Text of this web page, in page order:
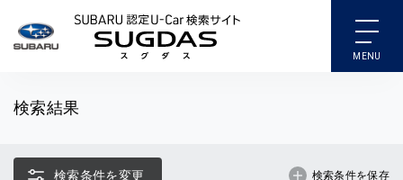
SUBARU 認定U-Car検索
検索結果
検索条件を変更 検索条件を保存